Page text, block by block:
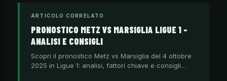
ARTICOLO CORRELATO
PRONOSTICO METZ VS MARSIGLIA LIGUE 1 –
ANALISI E CONSIGLI
Scopri il pronostico Metz vs Marsiglia del 4 ottobre
2025 in Ligue 1: analisi, fattori chiave e consigli…